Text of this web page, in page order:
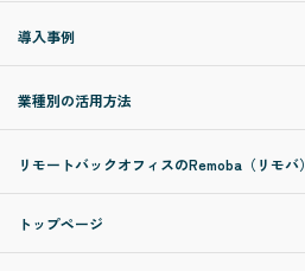
導入事例
業種別の活用方法
リモートバックオフィスのRemoba（リモバ）
トップページ